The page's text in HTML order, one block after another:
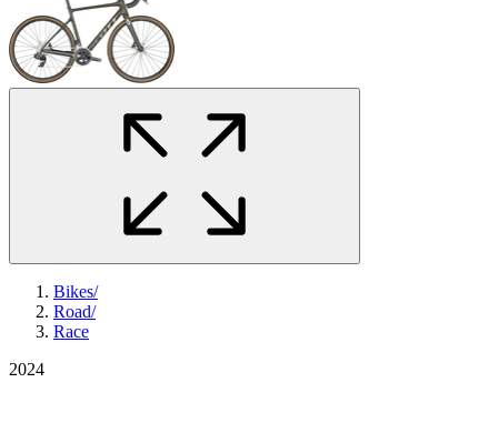
Bikes/
Road/
Race
2024